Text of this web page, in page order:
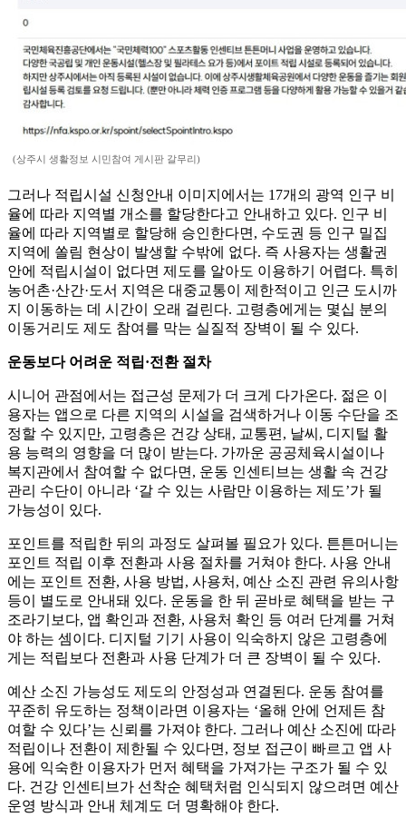
(상주시 생활정보 시민참여 게시판 갈무리)
그러나 적립시설 신청안내 이미지에서는 17개의 광역 인구 비
율에 따라 지역별 개소를 할당한다고 안내하고 있다. 인구 비
율에 따라 지역별로 할당해 승인한다면, 수도권 등 인구 밀집
지역에 쏠림 현상이 발생할 수밖에 없다. 즉 사용자는 생활권
안에 적립시설이 없다면 제도를 알아도 이용하기 어렵다. 특히
농어촌·산간·도서 지역은 대중교통이 제한적이고 인근 도시까
지 이동하는 데 시간이 오래 걸린다. 고령층에게는 몇십 분의
이동거리도 제도 참여를 막는 실질적 장벽이 될 수 있다.
운동보다 어려운 적립·전환 절차
시니어 관점에서는 접근성 문제가 더 크게 다가온다. 젊은 이
용자는 앱으로 다른 지역의 시설을 검색하거나 이동 수단을 조
정할 수 있지만, 고령층은 건강 상태, 교통편, 날씨, 디지털 활
용 능력의 영향을 더 많이 받는다. 가까운 공공체육시설이나
복지관에서 참여할 수 없다면, 운동 인센티브는 생활 속 건강
관리 수단이 아니라 ‘갈 수 있는 사람만 이용하는 제도’가 될
가능성이 있다.
포인트를 적립한 뒤의 과정도 살펴볼 필요가 있다. 튼튼머니는
포인트 적립 이후 전환과 사용 절차를 거쳐야 한다. 사용 안내
에는 포인트 전환, 사용 방법, 사용처, 예산 소진 관련 유의사항
등이 별도로 안내돼 있다. 운동을 한 뒤 곧바로 혜택을 받는 구
조라기보다, 앱 확인과 전환, 사용처 확인 등 여러 단계를 거쳐
야 하는 셈이다. 디지털 기기 사용이 익숙하지 않은 고령층에
게는 적립보다 전환과 사용 단계가 더 큰 장벽이 될 수 있다.
예산 소진 가능성도 제도의 안정성과 연결된다. 운동 참여를
꾸준히 유도하는 정책이라면 이용자는 ‘올해 안에 언제든 참
여할 수 있다’는 신뢰를 가져야 한다. 그러나 예산 소진에 따라
적립이나 전환이 제한될 수 있다면, 정보 접근이 빠르고 앱 사
용에 익숙한 이용자가 먼저 혜택을 가져가는 구조가 될 수 있
다. 건강 인센티브가 선착순 혜택처럼 인식되지 않으려면 예산
운영 방식과 안내 체계도 더 명확해야 한다.